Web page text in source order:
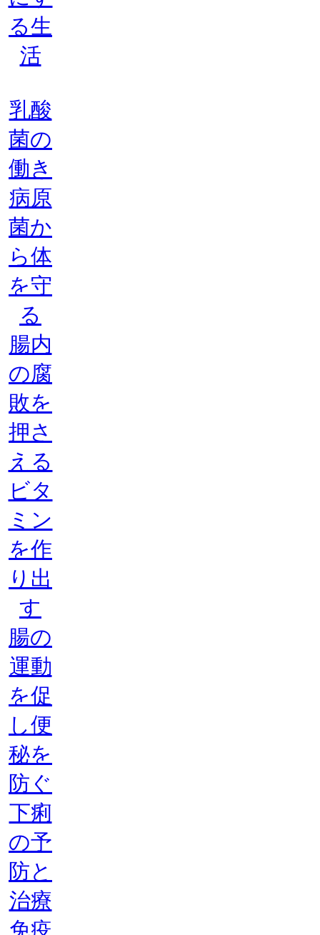
る生
活
乳酸
菌の
働き
病原
菌か
ら体
を守
る
腸内
の腐
敗を
押さ
える
ビタ
ミン
を作
り出
す
腸の
運動
を促
し便
秘を
防ぐ
下痢
の予
防と
治療
免疫